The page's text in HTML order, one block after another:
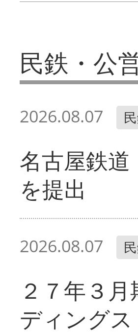
民鉄・公
2026.08.07
名古屋鉄
を提出
2026.08.07
２７年３
ディングス